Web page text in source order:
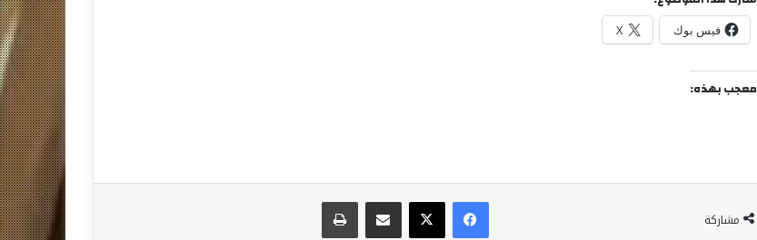
فيس بوك X
معجب بهذه:
مشاركة
فيسبوكX مشاركة عبر البريد طباعة